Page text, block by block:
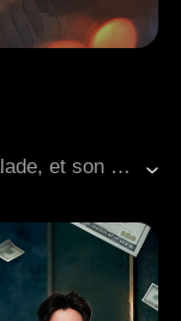
La mère d'Amelia était gravement malade, et son mari Julian réussit à se procurer un médicament de survie rare et d'un prix exorbitant pour prolonger sa vie. Cependant, Amelia prit ce médicament pour la mère de son assistant, dont l'état était bien moins grave. Cet acte entraîna par inadvertance la mort de sa propre mère. Finalement, Amelia apprit qu'elle était responsable du décès de sa mère. Au même moment, elle fit face à l'effondrement de son entreprise et à la trahison de son assistant, sombrant ainsi dans un profond regret et un profond désespoir.